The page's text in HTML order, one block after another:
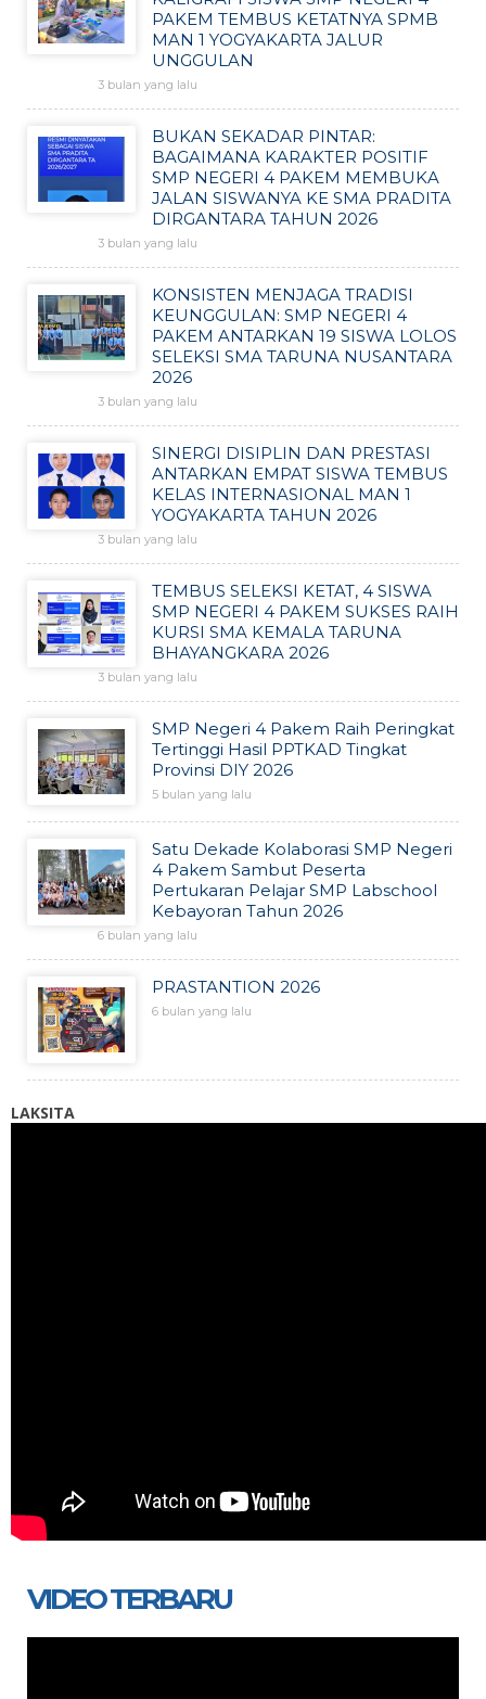
PAKEM TEMBUS KETATNYA SPMB
MAN 1 YOGYAKARTA JALUR
UNGGULAN
3 bulan yang lalu
BUKAN SEKADAR PINTAR:
BAGAIMANA KARAKTER POSITIF
SMP NEGERI 4 PAKEM MEMBUKA
JALAN SISWANYA KE SMA PRADITA
DIRGANTARA TAHUN 2026
3 bulan yang lalu
KONSISTEN MENJAGA TRADISI
KEUNGGULAN: SMP NEGERI 4
PAKEM ANTARKAN 19 SISWA LOLOS
SELEKSI SMA TARUNA NUSANTARA
2026
3 bulan yang lalu
SINERGI DISIPLIN DAN PRESTASI
ANTARKAN EMPAT SISWA TEMBUS
KELAS INTERNASIONAL MAN 1
YOGYAKARTA TAHUN 2026
3 bulan yang lalu
TEMBUS SELEKSI KETAT, 4 SISWA
SMP NEGERI 4 PAKEM SUKSES RAIH
KURSI SMA KEMALA TARUNA
BHAYANGKARA 2026
3 bulan yang lalu
SMP Negeri 4 Pakem Raih Peringkat
Tertinggi Hasil PPTKAD Tingkat
Provinsi DIY 2026
5 bulan yang lalu
Satu Dekade Kolaborasi SMP Negeri
4 Pakem Sambut Peserta
Pertukaran Pelajar SMP Labschool
Kebayoran Tahun 2026
6 bulan yang lalu
PRASTANTION 2026
6 bulan yang lalu
LAKSITA
VIDEO TERBARU